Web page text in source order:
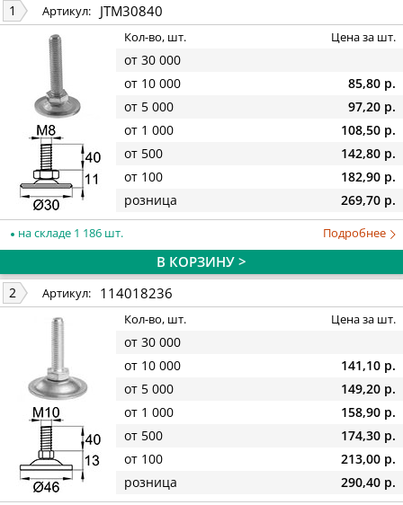
1 Артикул: JTM30840
Кол-во, шт. Цена за шт.
от 30 000
от 10 000
85,80 р.
от 5 000
97,20 р.
от 1 000
108,50 р.
от 500
142,80 р.
от 100
182,90 р.
розница
269,70 р.
на складе 1 186 шт. Подробнее
В КОРЗИНУ >
2 Артикул: 114018236
Кол-во, шт. Цена за шт.
от 30 000
от 10 000
141,10 р.
от 5 000
149,20 р.
от 1 000
158,90 р.
от 500
174,30 р.
от 100
213,00 р.
розница
290,40 р.